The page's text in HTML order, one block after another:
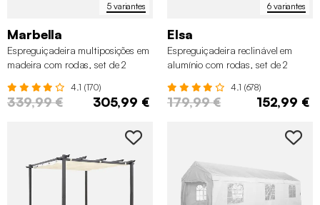
5 variantes
Marbella
Espreguiçadeira multiposições em
madeira com rodas, set de 2
4.1 (170)
339,99 € 305,99 €
6 variantes
Elsa
Espreguiçadeira reclinável em
alumínio com rodas, set de 2
4.1 (678)
179,99 € 152,99 €